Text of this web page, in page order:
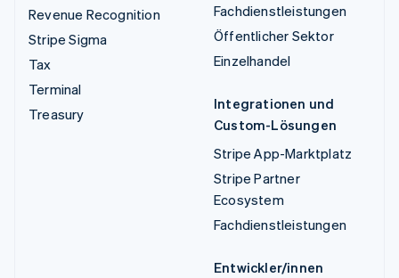
Revenue Recognition
Stripe Sigma
Tax
Terminal
Treasury
Fachdienstleistungen
Öffentlicher Sektor
Einzelhandel
Integrationen und
Custom-Lösungen
Stripe App-Marktplatz
Stripe Partner
Ecosystem
Fachdienstleistungen
Entwickler/innen